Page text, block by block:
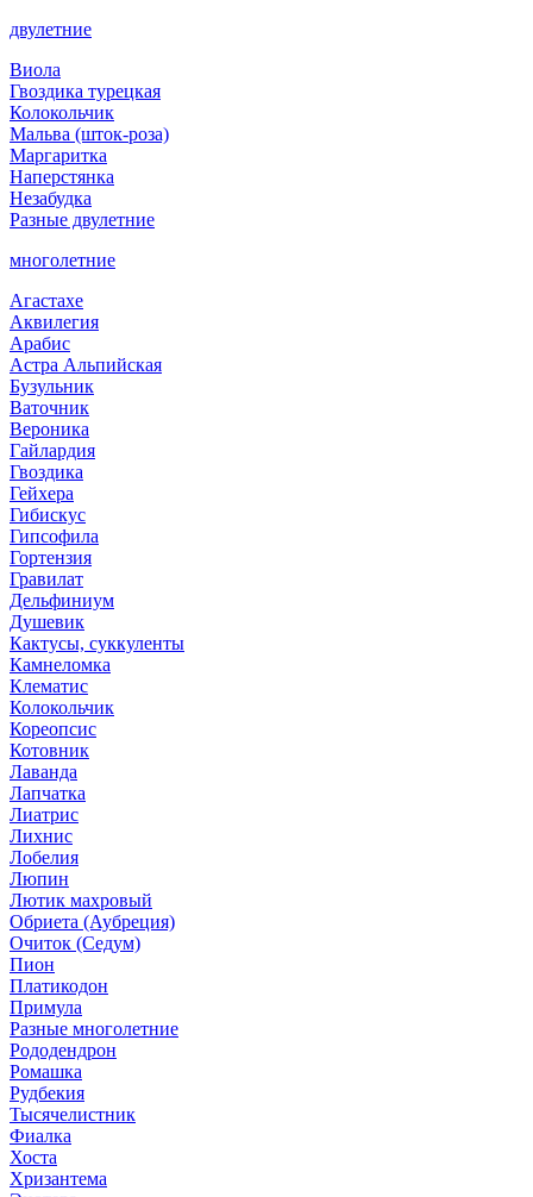
двулетние
Виола
Гвоздика турецкая
Колокольчик
Мальва (шток-роза)
Маргаритка
Наперстянка
Незабудка
Разные двулетние
многолетние
Агастахе
Аквилегия
Арабис
Астра Альпийская
Бузульник
Ваточник
Вероника
Гайлардия
Гвоздика
Гейхера
Гибискус
Гипсофила
Гортензия
Гравилат
Дельфиниум
Душевик
Кактусы, суккуленты
Камнеломка
Клематис
Колокольчик
Кореопсис
Котовник
Лаванда
Лапчатка
Лиатрис
Лихнис
Лобелия
Люпин
Лютик махровый
Обриета (Аубреция)
Очиток (Седум)
Пион
Платикодон
Примула
Разные многолетние
Рододендрон
Ромашка
Рудбекия
Тысячелистник
Фиалка
Хоста
Хризантема